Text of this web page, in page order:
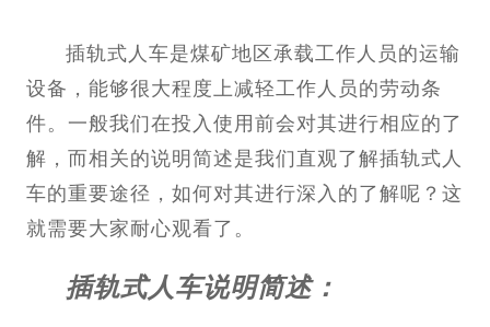
插轨式人车是煤矿地区承载工作人员的运输
设备，能够很大程度上减轻工作人员的劳动条
件。一般我们在投入使用前会对其进行相应的了
解，而相关的说明简述是我们直观了解插轨式人
车的重要途径，如何对其进行深入的了解呢？这
就需要大家耐心观看了。
插轨式人车说明简述：